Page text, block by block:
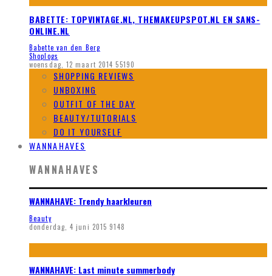
BABETTE: TOPVINTAGE.NL, THEMAKEUPSPOT.NL EN SANS-
ONLINE.NL
Babette van den Berg
Shoplogs
woensdag, 12 maart 2014 55190
SHOPPING REVIEWS
UNBOXING
OUTFIT OF THE DAY
BEAUTY/TUTORIALS
DO IT YOURSELF
WANNAHAVES
WANNAHAVES
WANNAHAVE: Trendy haarkleuren
Beauty
donderdag, 4 juni 2015 9148
WANNAHAVE: Last minute summerbody